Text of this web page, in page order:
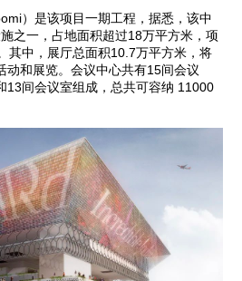
）是该项目一期工程，据悉，该中
之一，占地面积超过18万平方米，项
其中，展厅总面积10.7万平方米，将
动和展览。会议中心共有15间会议
13间会议室组成，总共可容纳 11000